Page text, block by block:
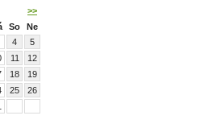
>>
So
Ne
4
5
11
12
18
19
25
26